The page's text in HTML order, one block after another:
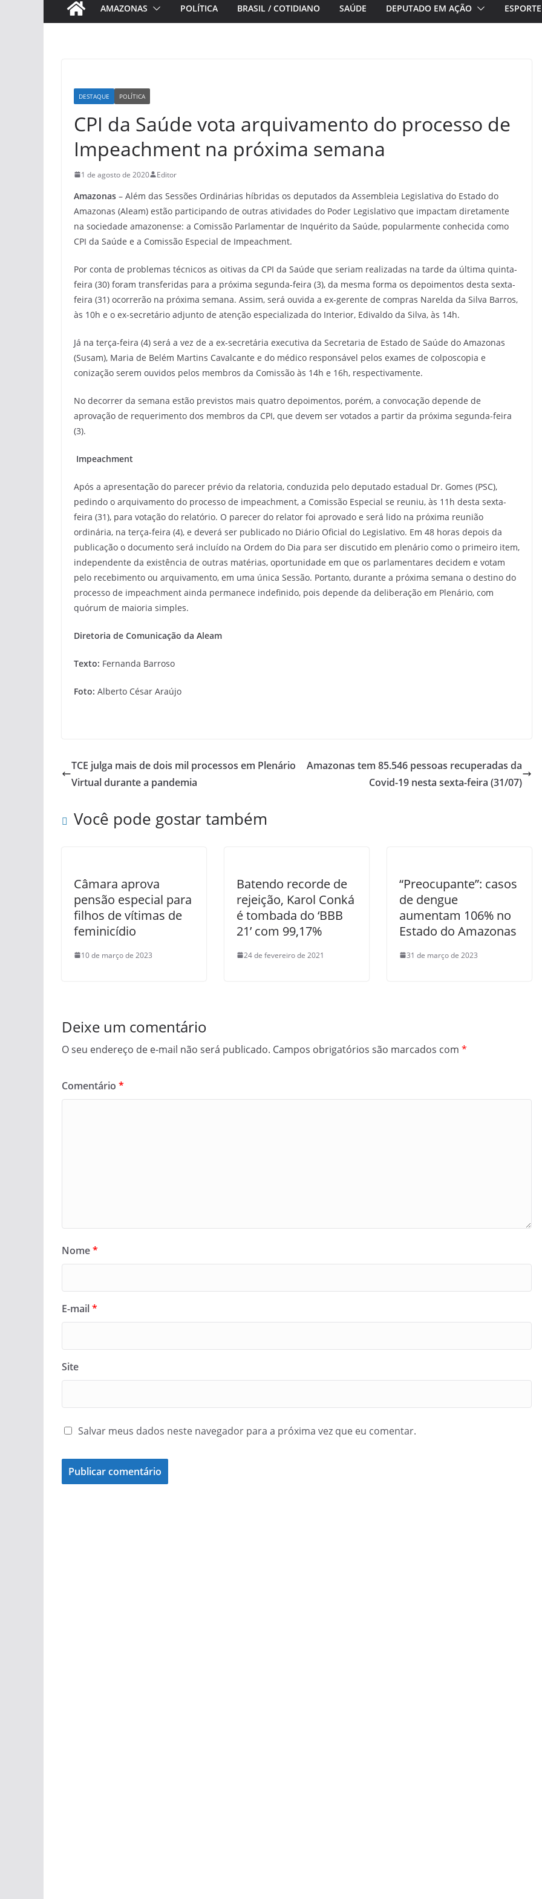
AMAZONAS POLÍTICA BRASIL / COTIDIANO SAÚDE DEPUTADO EM AÇÃO ESPORTE
DESTAQUE POLÍTICA
CPI da Saúde vota arquivamento do processo de
Impeachment na próxima semana
1 de agosto de 2020 Editor
Amazonas – Além das Sessões Ordinárias híbridas os deputados da Assembleia Legislativa do Estado do
Amazonas (Aleam) estão participando de outras atividades do Poder Legislativo que impactam diretamente
na sociedade amazonense: a Comissão Parlamentar de Inquérito da Saúde, popularmente conhecida como
CPI da Saúde e a Comissão Especial de Impeachment.
Por conta de problemas técnicos as oitivas da CPI da Saúde que seriam realizadas na tarde da última quinta-
feira (30) foram transferidas para a próxima segunda-feira (3), da mesma forma os depoimentos desta sexta-
feira (31) ocorrerão na próxima semana. Assim, será ouvida a ex-gerente de compras Narelda da Silva Barros,
às 10h e o ex-secretário adjunto de atenção especializada do Interior, Edivaldo da Silva, às 14h.
Já na terça-feira (4) será a vez de a ex-secretária executiva da Secretaria de Estado de Saúde do Amazonas
(Susam), Maria de Belém Martins Cavalcante e do médico responsável pelos exames de colposcopia e
conização serem ouvidos pelos membros da Comissão às 14h e 16h, respectivamente.
No decorrer da semana estão previstos mais quatro depoimentos, porém, a convocação depende de
aprovação de requerimento dos membros da CPI, que devem ser votados a partir da próxima segunda-feira
(3).
Impeachment
Após a apresentação do parecer prévio da relatoria, conduzida pelo deputado estadual Dr. Gomes (PSC),
pedindo o arquivamento do processo de impeachment, a Comissão Especial se reuniu, às 11h desta sexta-
feira (31), para votação do relatório. O parecer do relator foi aprovado e será lido na próxima reunião
ordinária, na terça-feira (4), e deverá ser publicado no Diário Oficial do Legislativo. Em 48 horas depois da
publicação o documento será incluído na Ordem do Dia para ser discutido em plenário como o primeiro item,
independente da existência de outras matérias, oportunidade em que os parlamentares decidem e votam
pelo recebimento ou arquivamento, em uma única Sessão. Portanto, durante a próxima semana o destino do
processo de impeachment ainda permanece indefinido, pois depende da deliberação em Plenário, com
quórum de maioria simples.
Diretoria de Comunicação da Aleam
Texto: Fernanda Barroso
Foto: Alberto César Araújo
​​TCE julga mais de dois mil processos em Plenário
Virtual durante a pandemia
Amazonas tem 85.546 pessoas recuperadas da
Covid-19 nesta sexta-feira (31/07)
Você pode gostar também
Câmara aprova
pensão especial para
filhos de vítimas de
feminicídio
10 de março de 2023
Batendo recorde de
rejeição, Karol Conká
é tombada do ‘BBB
21’ com 99,17%
24 de fevereiro de 2021
“Preocupante”: casos
de dengue
aumentam 106% no
Estado do Amazonas
31 de março de 2023
Deixe um comentário
O seu endereço de e-mail não será publicado. Campos obrigatórios são marcados com *
Comentário *
Nome*
E-mail*
Site
Salvar meus dados neste navegador para a próxima vez que eu comentar.